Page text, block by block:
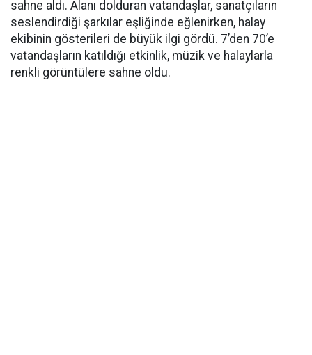
sahne aldı. Alanı dolduran vatandaşlar, sanatçıların
seslendirdiği şarkılar eşliğinde eğlenirken, halay
ekibinin gösterileri de büyük ilgi gördü. 7’den 70’e
vatandaşların katıldığı etkinlik, müzik ve halaylarla
renkli görüntülere sahne oldu.